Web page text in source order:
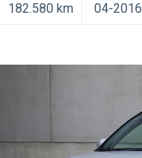
182.580 km 04-2016